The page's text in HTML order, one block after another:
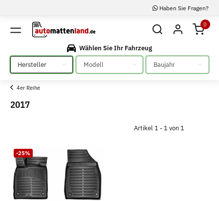
Haben Sie Fragen?
0
Wählen Sie Ihr Fahrzeug
Bitte auswählen
Bitte auswählen Bitte auswählen
4er Reihe
2017
Artikel 1 - 1 von 1
-25%